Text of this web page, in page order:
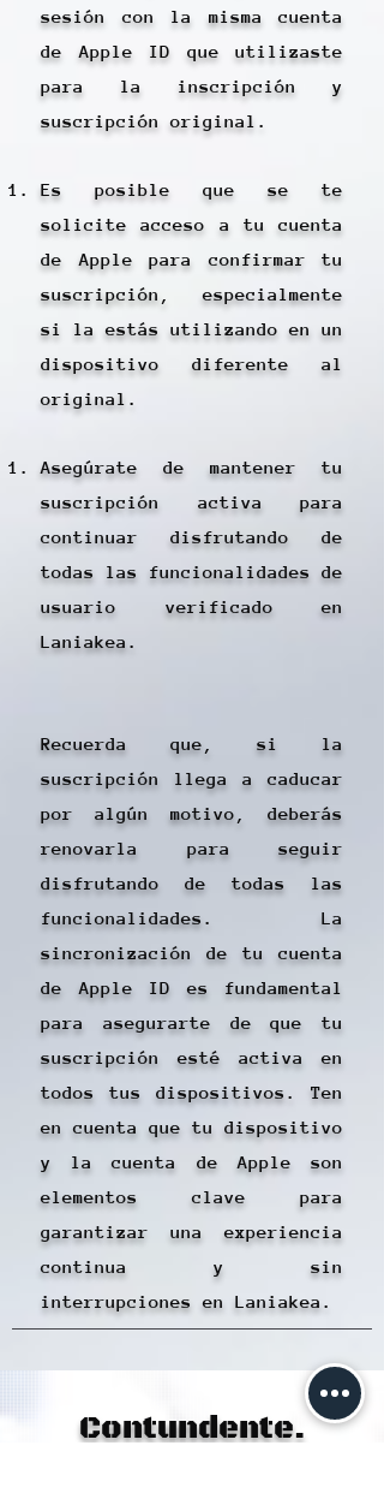
sesión con la misma cuenta
de Apple ID que utilizaste
para la inscripción y
suscripción original.
Es posible que se te
solicite acceso a tu cuenta
de Apple para confirmar tu
suscripción, especialmente
si la estás utilizando en un
dispositivo diferente al
original.
Asegúrate de mantener tu
suscripción activa para
continuar disfrutando de
todas las funcionalidades de
usuario verificado en
Laniakea.
Recuerda que, si la
suscripción llega a caducar
por algún motivo, deberás
renovarla para seguir
disfrutando de todas las
funcionalidades. La
sincronización de tu cuenta
de Apple ID es fundamental
para asegurarte de que tu
suscripción esté activa en
todos tus dispositivos. Ten
en cuenta que tu dispositivo
y la cuenta de Apple son
elementos clave para
garantizar una experiencia
continua y sin
interrupciones en Laniakea.
Contundente.